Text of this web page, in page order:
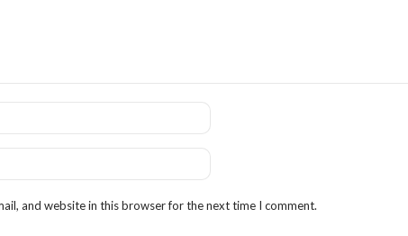
and website in this browser for the next time I comment.